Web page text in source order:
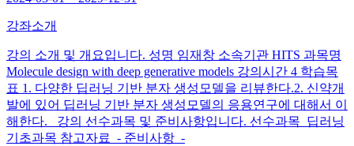
강좌소개
강의 소개 및 개요입니다. 성명 임재창 소속기관 HITS 과목명
Molecule design with deep generative models 강의시간 4 학습목
표 1. 다양한 딥러닝 기반 분자 생성모델을 리뷰한다.2. 신약개
발에 있어 딥러닝 기반 분자 생성모델의 응용연구에 대해서 이
해한다. 강의 선수과목 및 준비사항입니다. 선수과목 딥러닝
기초과목 참고자료 - 준비사항 -